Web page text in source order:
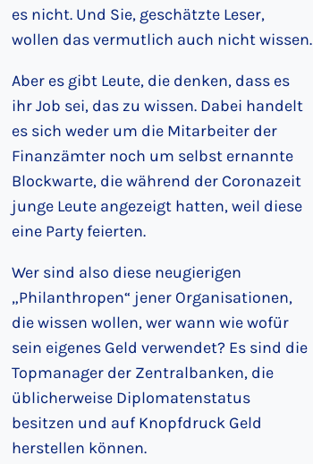
es nicht. Und Sie, geschätzte Leser,
wollen das vermutlich auch nicht wissen.
Aber es gibt Leute, die denken, dass es
ihr Job sei, das zu wissen. Dabei handelt
es sich weder um die Mitarbeiter der
Finanzämter noch um selbst ernannte
Blockwarte, die während der Coronazeit
junge Leute angezeigt hatten, weil diese
eine Party feierten.
Wer sind also diese neugierigen
„Philanthropen“ jener Organisationen,
die wissen wollen, wer wann wie wofür
sein eigenes Geld verwendet? Es sind die
Topmanager der Zentralbanken, die
üblicherweise Diplomatenstatus
besitzen und auf Knopfdruck Geld
herstellen können.